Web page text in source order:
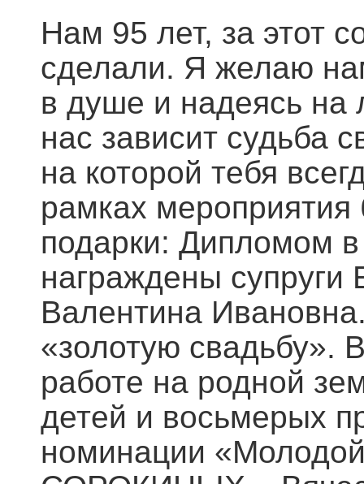
Нам 95 лет, за этот
сделали. Я желаю
в душе и надеясь на
нас зависит судьба
на которой тебя
рамках
подарки: Дипломом
награждены
Валентина
«золотую свадьбу».
работе на родной
детей и восьмерых
номинации